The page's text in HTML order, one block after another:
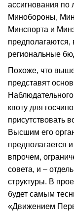
ассигнования по
Минобороны,
Минспорта и
региональные
Похоже, что
представят
квоту для
присутствовать
Высшим его
предполагается
впрочем,
совета, и –
структуры. В
будет самым
«Движением